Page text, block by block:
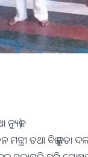
ମନ୍ତ୍ରୀ ତଥା ବିଜୁ